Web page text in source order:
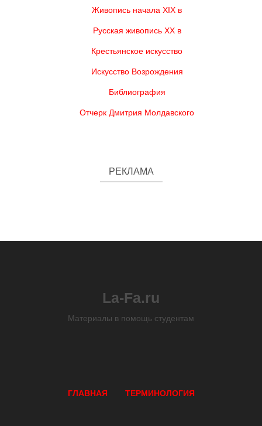
Живопись начала XIX в
Русская живопись XX в
Крестьянское искусство
Искусство Возрождения
Библиография
Отчерк Дмитрия Молдавского
РЕКЛАМА
La-Fa.ru
Материалы в помощь студентам
ГЛАВНАЯ ТЕРМИНОЛОГИЯ